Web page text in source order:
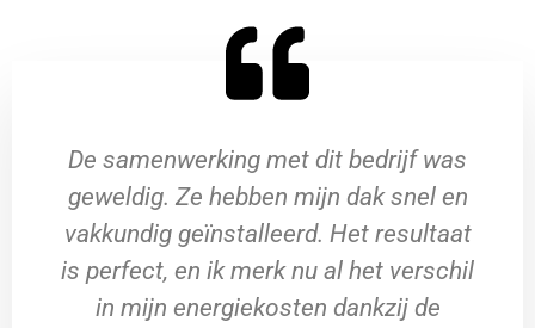
De samenwerking met dit bedrijf was
geweldig. Ze hebben mijn dak snel en
vakkundig geïnstalleerd. Het resultaat
is perfect, en ik merk nu al het verschil
in mijn energiekosten dankzij de